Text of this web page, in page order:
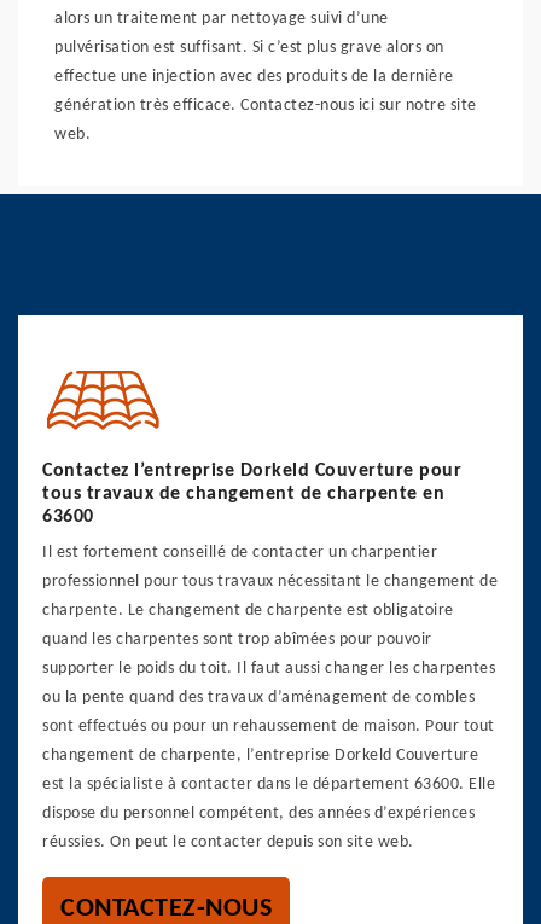
alors un traitement par nettoyage suivi d’une
pulvérisation est suffisant. Si c’est plus grave alors on
effectue une injection avec des produits de la dernière
génération très efficace. Contactez-nous ici sur notre site
web.
Contactez l’entreprise Dorkeld Couverture pour
tous travaux de changement de charpente en
63600
Il est fortement conseillé de contacter un charpentier
professionnel pour tous travaux nécessitant le changement de
charpente. Le changement de charpente est obligatoire
quand les charpentes sont trop abîmées pour pouvoir
supporter le poids du toit. Il faut aussi changer les charpentes
ou la pente quand des travaux d’aménagement de combles
sont effectués ou pour un rehaussement de maison. Pour tout
changement de charpente, l’entreprise Dorkeld Couverture
est la spécialiste à contacter dans le département 63600. Elle
dispose du personnel compétent, des années d’expériences
réussies. On peut le contacter depuis son site web.
CONTACTEZ-NOUS